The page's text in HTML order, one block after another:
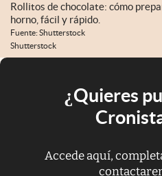
Rollitos de chocolate: cómo
horno, fácil y rápido.
Fuente: Shutterstock
Shutterstock
¿Quieres
Accede aquí,